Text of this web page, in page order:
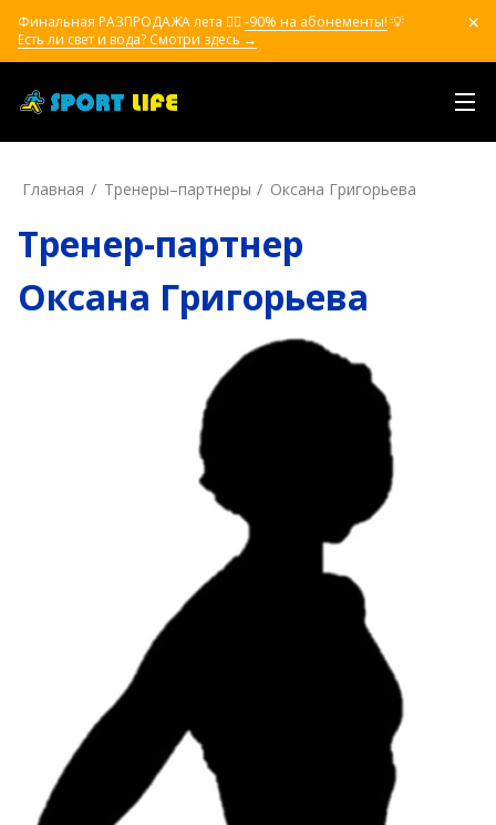
Финальная РАЗПРОДАЖА лета ❤️‍🔥 -90% на абонементы! 💡
Есть ли свет и вода? Смотри здесь →
Главная Тренеры–пapтнepы Оксана Григорьева
Тренер-партнер
Оксана Григорьева